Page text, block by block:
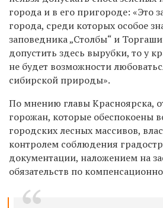
города и в его пригороде: «Это
города, среди которых особое
заповедника „Столбы“ и
допустить здесь вырубки, то у
не будет возможности
сибирской природы».
По мнению главы Красноярска,
горожан, которые обеспокоены
городских лесных массивов,
контролем соблюдения
документации, наложением на
обязательств по